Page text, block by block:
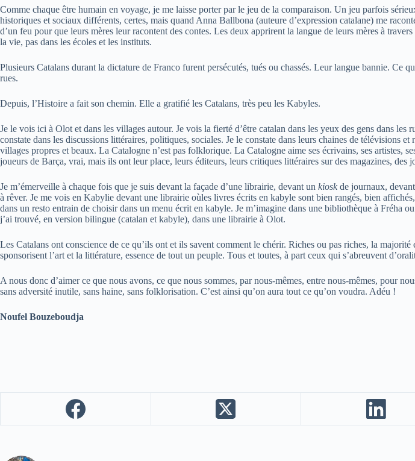
Comme chaque être humain en voyage, je me laisse porter par le jeu de la comparaison. Un jeu parfois
historiques et sociaux différents, certes, mais quand Anna Ballbona (auteure d’expression catalane) me
d’un feu pour que leurs mères leur racontent des contes. Les deux apprirent la langue de leurs mères à
la vie, pas dans les écoles et les instituts.
Plusieurs Catalans durant la dictature de Franco furent persécutés, tués ou chassés. Leur langue bannie.
rues.
Depuis, l’Histoire a fait son chemin. Elle a gratifié les Catalans, très peu les Kabyles.
Je le vois ici à Olot et dans les villages autour. Je vois la fierté d’être catalan dans les yeux des gens dans
constate dans les discussions littéraires, politiques, sociales. Je le constate dans leurs chaines de télévisions
villages propres et beaux. La Catalogne n’est pas folklorique. La Catalogne aime ses écrivains, ses
joueurs de Barça, vrai, mais ils ont leur place, leurs éditeurs, leurs critiques littéraires sur des magazines, des
Je m’émerveille à chaque fois que je suis devant la façade d’une librairie, devant un kiosk de journaux,
à rêver. Je me vois en Kabylie devant une librairie oùles livres écrits en kabyle sont bien rangés, bien
dans un resto entrain de choisir dans un menu écrit en kabyle. Je m’imagine dans une bibliothèque à Fréha
j’ai trouvé, en version bilingue (catalan et kabyle), dans une librairie à Olot.
Les Catalans ont conscience de ce qu’ils ont et ils savent comment le chérir. Riches ou pas riches, la
sponsorisent l’art et la littérature, essence de tout un peuple. Tous et toutes, à part ceux qui s’abreuvent
A nous donc d’aimer ce que nous avons, ce que nous sommes, par nous-mêmes, entre nous-mêmes, pour
sans adversité inutile, sans haine, sans folklorisation. C’est ainsi qu’on aura tout ce qu’on voudra. Adéu !
Noufel Bouzeboudja